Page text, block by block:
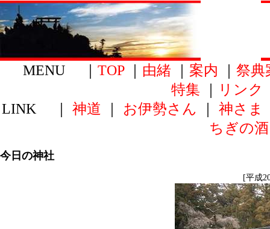
MENU ｜ TOP｜ 由緒｜ 案内
祭典
特集
リンク
LINK ｜ 神道 お伊勢さん 神さま
ちぎの酒
今日の神社
[平成